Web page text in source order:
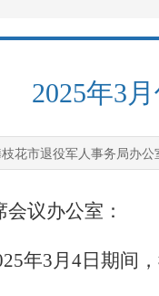
2025年3
花市退役军人事务局办公
议办公室：
年3月4日期间